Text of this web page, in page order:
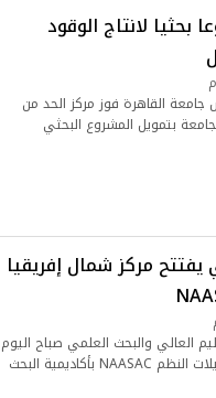
لانتاج الوقود
القاهرة فوز مركز الحد من
بتمويل المشروع البحثي
يفتتح مركز شمال إفريقيا
العالي والبحث العلمي صباح اليوم
الإثنين مركز شمال إفريقيا لتطبيق تحليلات النظم NAASAC بأكاديمية البحث